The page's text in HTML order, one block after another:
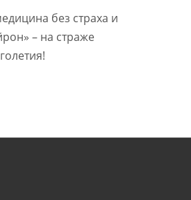
без страха и
– на страже